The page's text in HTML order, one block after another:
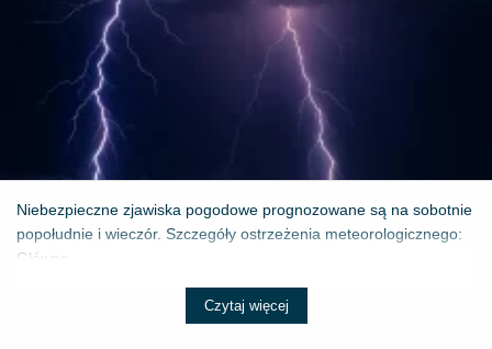
Niebezpieczne zjawiska pogodowe prognozowane są na sobotnie
popołudnie i wieczór. Szczegóły ostrzeżenia meteorologicznego:
Główne ...
Czytaj więcej